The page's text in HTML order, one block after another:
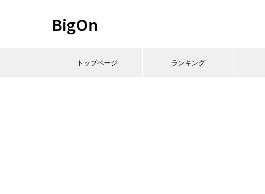
BigOn
トップページ ランキング